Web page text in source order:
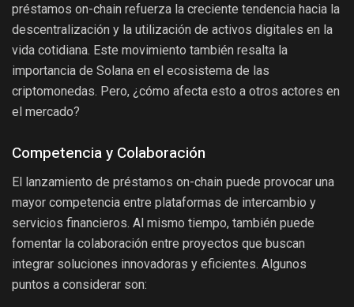
préstamos on-chain refuerza la creciente tendencia hacia la
descentralización y la utilización de activos digitales en la
vida cotidiana. Este movimiento también resalta la
importancia de Solana en el ecosistema de las
criptomonedas. Pero, ¿cómo afecta esto a otros actores en
el mercado?
Competencia y Colaboración
El lanzamiento de préstamos on-chain puede provocar una
mayor competencia entre plataformas de intercambio y
servicios financieros. Al mismo tiempo, también puede
fomentar la colaboración entre proyectos que buscan
integrar soluciones innovadoras y eficientes. Algunos
puntos a considerar son: